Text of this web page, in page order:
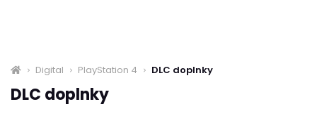
Digital PlayStation 4 DLC doplnky
DLC doplnky